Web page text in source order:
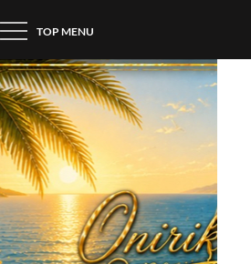
TOP MENU